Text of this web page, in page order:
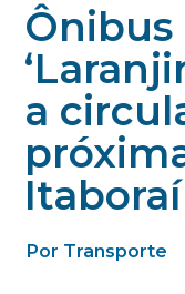
Ônibus
a
Itaboraí
Por Transporte